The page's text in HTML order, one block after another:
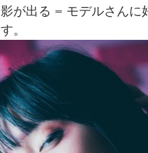
影が出る = モデルさんに
す。